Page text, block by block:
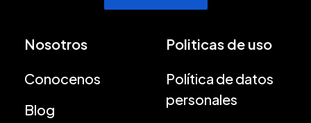
Nosotros
Conocenos
Blog
Politicas de uso
Política de datos
personales